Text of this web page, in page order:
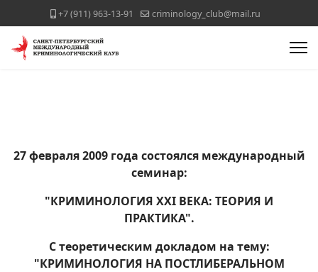
+7 (911) 963-13-91 criminology_club@mail.ru
27 февраля 2009 года состоялся международный
семинар:
"КРИМИНОЛОГИЯ XXI ВЕКА: ТЕОРИЯ И
ПРАКТИКА".
С теоретическим докладом на тему:
"КРИМИНОЛОГИЯ НА ПОСТЛИБЕРАЛЬНОМ